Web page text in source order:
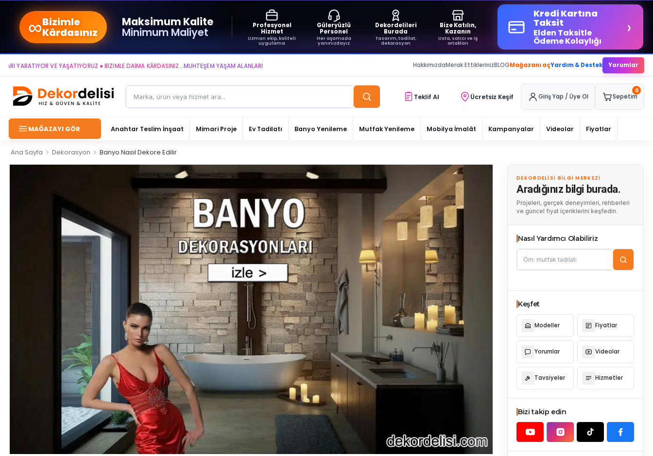
∞Bizimle
Kârdasınız
Maksimum Kalite
Minimum Maliyet
Profesyonel
Hizmet
Uzman ekip, kaliteli
uygulama
Güleryüzlü
Personel
Her aşamada
yanınızdayız
Dekordelileri
Burada
Tasarım, tadilat,
dekorasyon
Bize Katılın,
Kazanın
Usta, satıcı ve iş
ortakları
Kredi Kartına
Taksit
Elden Taksitle
Ödeme Kolaylığı
›
VE YAŞATIYORUZ ● BİZİMLE DAİMA KÂRDASINIZ...MUHTEŞEM YAŞAM ALANLARI YARATIYOR VE YAŞATIYORUZ ● BİZİMLE DAİMA KÂRDASINIZ... HakkımızdaMerak EttiklerinizBLOGMağazanı açYardım & Destek Yorumlar
Teklif Al Ücretsiz Keşif Giriş Yap / Üye Ol
0
Sepetim
MAĞAZAYI GÖR Anahtar Teslim İnşaat Mimari Proje Ev Tadilatı Banyo Yenileme Mutfak Yenileme Mobilya İmalât Kampanyalar Videolar Fiyatlar
Ana Sayfa > Dekorasyon > Banyo Nasıl Dekore Edilir
DEKORDELISI BILGI MERKEZI
Aradığınız bilgi burada.
Projeleri, gerçek deneyimleri, rehberleri
ve güncel fiyat içeriklerini keşfedin.
Nasıl Yardımcı Olabiliriz
Keşfet
Modeller Fiyatlar
Yorumlar Videolar
Tavsiyeler Hizmetler
Bizi takip edin